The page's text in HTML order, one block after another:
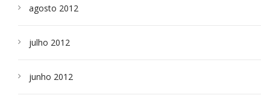
agosto 2012
julho 2012
junho 2012